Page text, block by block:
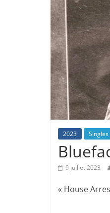
2023 Singles
9 juillet 2023
« House